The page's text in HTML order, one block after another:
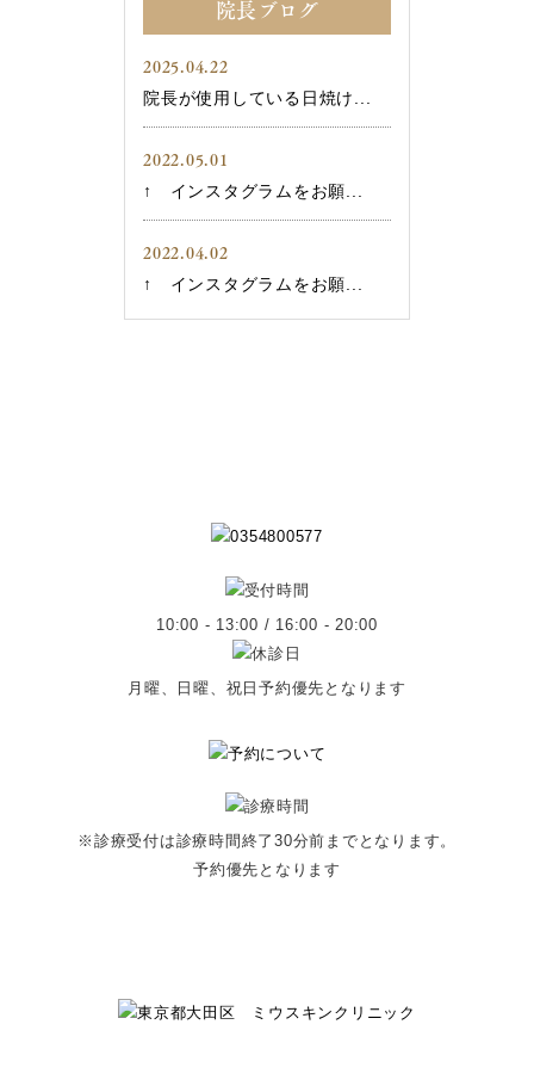
院長ブログ
2025.04.22
院長が使用している日焼け...
2022.05.01
↑ インスタグラムをお願...
2022.04.02
↑ インスタグラムをお願...
10:00 - 13:00 / 16:00 - 20:00
月曜、日曜、祝日予約優先となります
※診療受付は診療時間終了30分前までとなります。
予約優先となります